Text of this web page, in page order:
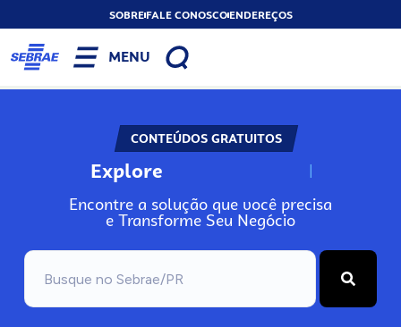
SOBREFALE CONOSCOENDEREÇOS
MENU
CONTEÚDOS GRATUITOS
Explore N
Encontre a solução que você precisa
e Transforme Seu Negócio